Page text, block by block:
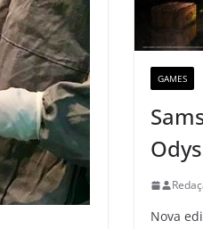
GAMES
Nova